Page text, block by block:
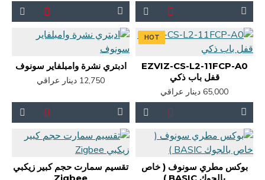
HOT
EZVIZ-CS-L2-11FCP-A0
قفل باب ذكي
65,000 دينار عراقي
ادبتري نشرة وامبلفاير سونوف
12,750 دينار عراقي
بوكس مطري سونوف ( خاص
تقسيم سمارت حجم كبير زيكبي